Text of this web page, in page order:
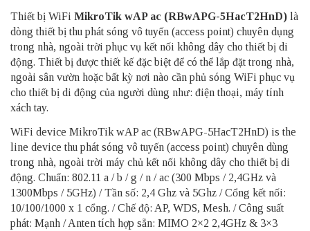
Thiết bị WiFi MikroTik wAP ac (RBwAPG-5HacT2HnD) là
dòng thiết bị thu phát sóng vô tuyến (access point) chuyên dụng
trong nhà, ngoài trời phục vụ kết nối không dây cho thiết bị di
động. Thiết bị được thiết kế đặc biệt để có thể lắp đặt trong nhà,
ngoài sân vườn hoặc bất kỳ nơi nào cần phủ sóng WiFi phục vụ
cho thiết bị di động của người dùng như: điện thoại, máy tính
xách tay.
WiFi device MikroTik wAP ac (RBwAPG-5HacT2HnD) is the
line device thu phát sóng vô tuyến (access point) chuyên dùng
trong nhà, ngoài trời máy chủ kết nối không dây cho thiết bị di
động. Chuẩn: 802.11 a / b / g / n / ac (300 Mbps / 2,4GHz và
1300Mbps / 5GHz) / Tần số: 2,4 Ghz và 5Ghz / Cổng kết nối:
10/100/1000 x 1 cổng. / Chế độ: AP, WDS, Mesh. / Công suất
phát: Mạnh / Anten tích hợp sẵn: MIMO 2×2 2,4GHz & 3×3